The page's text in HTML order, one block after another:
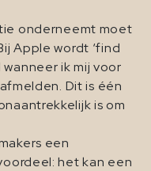
onderneemt moet
Apple wordt ‘find
ik mij voor
Dit is één
is om
een
het kan een